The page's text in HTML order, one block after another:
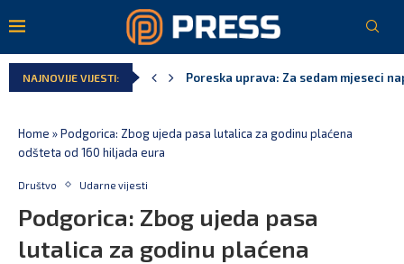
NAJNOVIJE VIJESTI:
Laković: Crna Gora nije dobila
Home »Podgorica: Zbog ujeda pasa lutalica za godinu plaćena
odšteta od 160 hiljada eura
Društvo Udarne vijesti
Podgorica: Zbog ujeda pasa
lutalica za godinu plaćena